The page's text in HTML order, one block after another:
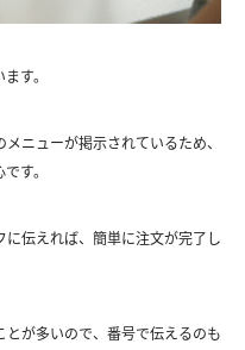
す。
ニューが掲示されているため、
す。
伝えれば、簡単に注文が完了し
が多いので、番号で伝えるのも